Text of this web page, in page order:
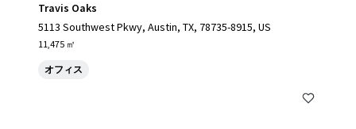
Travis Oaks
5113 Southwest Pkwy, Austin, TX, 78735-8915, US
11,475 ㎡
オフィス